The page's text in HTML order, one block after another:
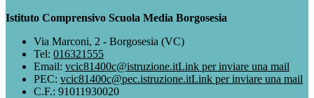
Istituto Comprensivo Scuola Media Borgosesia
Via Marconi, 2 - Borgosesia (VC)
Tel: 016321555
Email: vcic81400c@istruzione.itLink per inviare una mail
PEC: vcic81400c@pec.istruzione.itLink per inviare una mail
C.F.: 91011930020